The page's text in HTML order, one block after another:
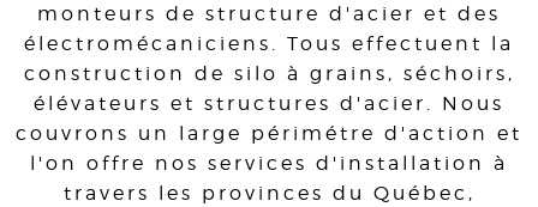
monteurs de structure d'acier et des
électromécaniciens. Tous effectuent la
construction de silo à grains, séchoirs,
élévateurs et structures d'acier. Nous
couvrons un large périmétre d'action et
l'on offre nos services d'installation à
travers les provinces du Québec,